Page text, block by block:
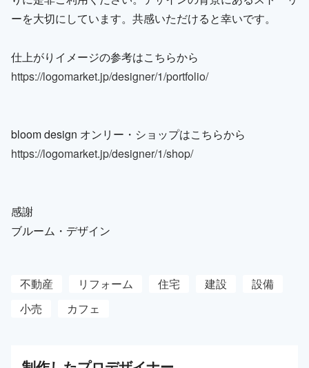
ーを大切にしています。共感いただけると幸いです。
仕上がりイメージの参考はこちらから
https://logomarket.jp/designer/1/portfolio/
bloom design オンリー・ショップはこちらから
https://logomarket.jp/designer/1/shop/
感謝
ブルーム・デザイン
不動産 リフォーム 住宅 建設
設備
小売
カフェ